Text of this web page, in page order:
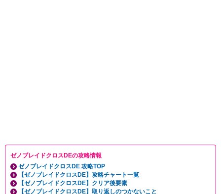
ゼノブレイドクロスDEの攻略情報
ゼノブレイドクロスDE 攻略TOP
【ゼノブレイドクロスDE】攻略チャート一覧
【ゼノブレイドクロスDE】クリア後要素
【ゼノブレイドクロスDE】取り返しのつかないこと